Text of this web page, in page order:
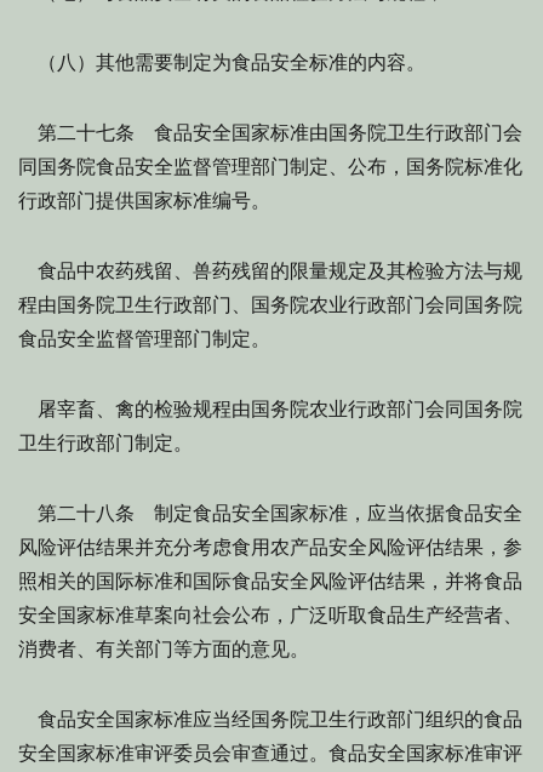
（八）其他需要制定为食品安全标准的内容。
第二十七条 食品安全国家标准由国务院卫生行政部门会
同国务院食品安全监督管理部门制定、公布，国务院标准化
行政部门提供国家标准编号。
食品中农药残留、兽药残留的限量规定及其检验方法与规
程由国务院卫生行政部门、国务院农业行政部门会同国务院
食品安全监督管理部门制定。
屠宰畜、禽的检验规程由国务院农业行政部门会同国务院
卫生行政部门制定。
第二十八条 制定食品安全国家标准，应当依据食品安全
风险评估结果并充分考虑食用农产品安全风险评估结果，参
照相关的国际标准和国际食品安全风险评估结果，并将食品
安全国家标准草案向社会公布，广泛听取食品生产经营者、
消费者、有关部门等方面的意见。
食品安全国家标准应当经国务院卫生行政部门组织的食品
安全国家标准审评委员会审查通过。食品安全国家标准审评